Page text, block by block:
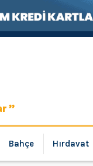
Bahçe Hırdavat